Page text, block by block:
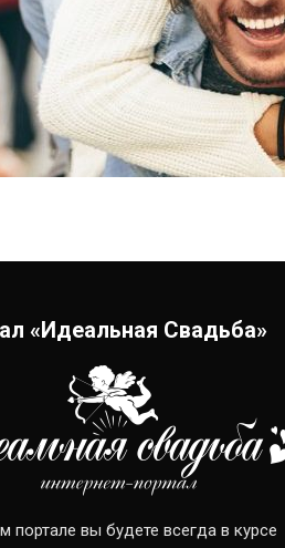
«Идеальная Свадьба»
портале вы будете всегда в курсе